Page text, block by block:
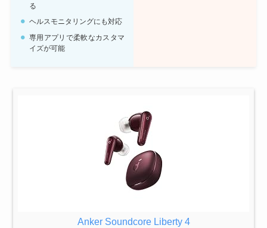
る
ヘルスモニタリングにも対応
専用アプリで柔軟なカスタマ
イズが可能
Anker Soundcore Liberty 4